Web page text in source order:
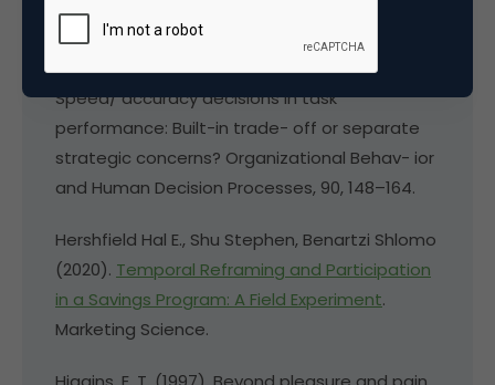
Psychological Science, 16, 631–636.
Forster, J., Higgins, E. T., & Bianco, A. T. (2003).
Speed/ accuracy decisions in task
performance: Built-in trade- off or separate
strategic concerns? Organizational Behav- ior
and Human Decision Processes, 90, 148–164.
Hershfield Hal E., Shu Stephen, Benartzi Shlomo
(2020). Temporal Reframing and Participation
in a Savings Program: A Field Experiment.
Marketing Science.